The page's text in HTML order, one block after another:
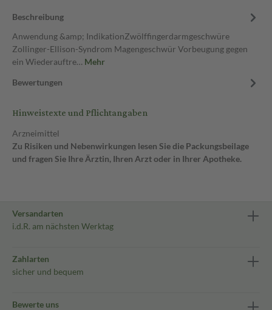
Beschreibung
Anwendung &amp; IndikationZwölffingerdarmgeschwüre
Zollinger-Ellison-Syndrom Magengeschwür Vorbeugung gegen
ein Wiederauftre… Mehr
Bewertungen
Hinweistexte und Pflichtangaben
Arzneimittel
Zu Risiken und Nebenwirkungen lesen Sie die Packungsbeilage
und fragen Sie Ihre Ärztin, Ihren Arzt oder in Ihrer Apotheke.
Versandarten
i.d.R. am nächsten Werktag
Zahlarten
sicher und bequem
Bewerte uns